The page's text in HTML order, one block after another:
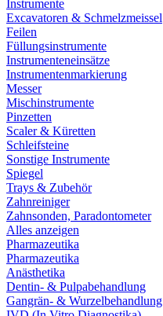
Instrumente
Excavatoren & Schmelzmeissel
Feilen
Füllungsinstrumente
Instrumenteneinsätze
Instrumentenmarkierung
Messer
Mischinstrumente
Pinzetten
Scaler & Küretten
Schleifsteine
Sonstige Instrumente
Spiegel
Trays & Zubehör
Zahnreiniger
Zahnsonden, Paradontometer
Alles anzeigen
Pharmazeutika
Pharmazeutika
Anästhetika
Dentin- & Pulpabehandlung
Gangrän- & Wurzelbehandlung